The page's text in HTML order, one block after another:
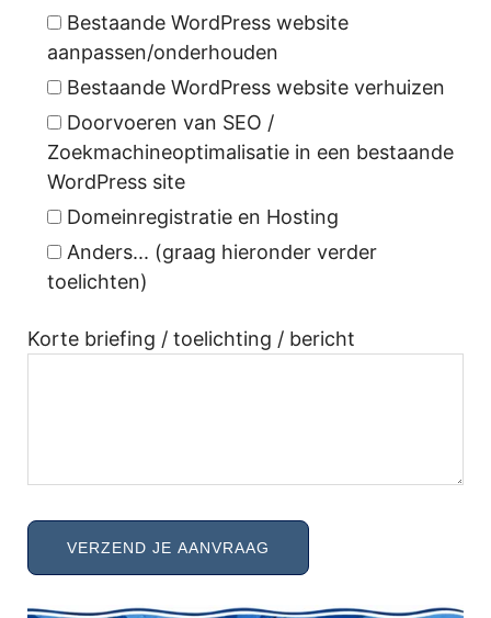
Bestaande WordPress website
aanpassen/onderhouden
Bestaande WordPress website verhuizen
Doorvoeren van SEO /
Zoekmachineoptimalisatie in een bestaande
WordPress site
Domeinregistratie en Hosting
Anders... (graag hieronder verder
toelichten)
Korte briefing / toelichting / bericht